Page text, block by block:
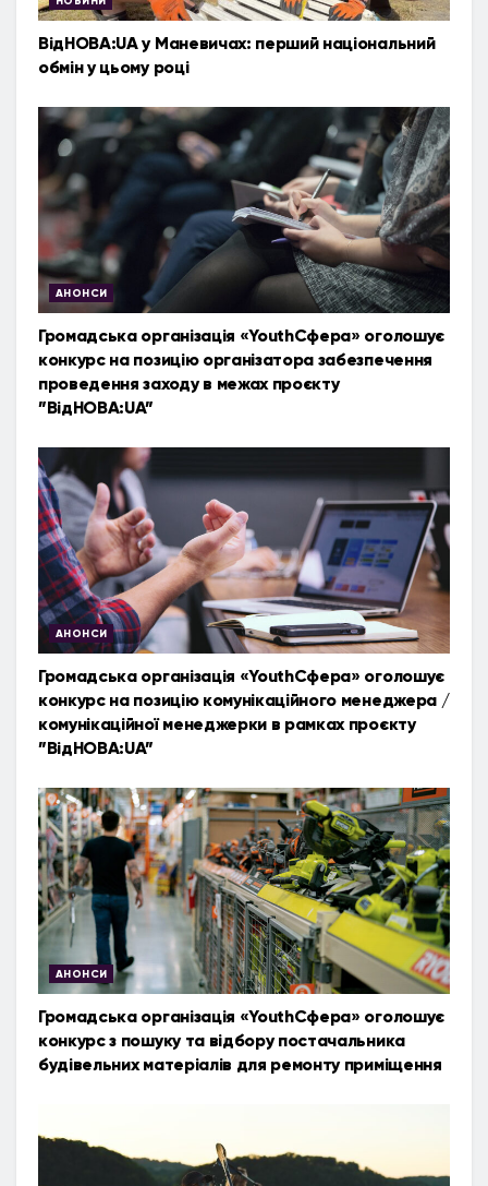
ВідНОВА:UA у Маневичах: перший національний
обмін у цьому році
АНОНСИ
Громадська організація «YouthСфера» оголошує
конкурс на позицію організатора забезпечення
проведення заходу в межах проєкту
”ВідНОВА:UA”
АНОНСИ
Громадська організація «YouthСфера» оголошує
конкурс на позицію комунікаційного менеджера /
комунікаційної менеджерки в рамках проєкту
”ВідНОВА:UA”
АНОНСИ
Громадська організація «YouthСфера» оголошує
конкурс з пошуку та відбору постачальника
будівельних матеріалів для ремонту приміщення